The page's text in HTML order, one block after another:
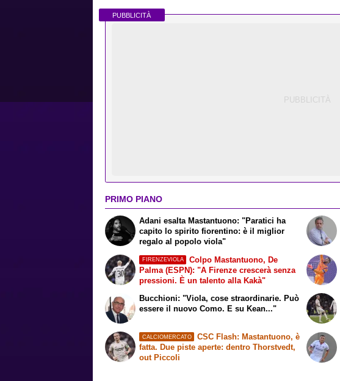
PUBBLICITÀ
PRIMO PIANO
Adani esalta Mastantuono: "Paratici ha
capito lo spirito fiorentino: è il miglior
regalo al popolo viola"
FIRENZEVIOLA
Colpo Mastantuono, De
Palma (ESPN): "A Firenze crescerà senza
pressioni. È un talento alla Kakà"
Bucchioni: "Viola, cose straordinarie. Può
essere il nuovo Como. E su Kean..."
CALCIOMERCATO
CSC Flash: Mastantuono, è
fatta. Due piste aperte: dentro Thorstvedt,
out Piccoli